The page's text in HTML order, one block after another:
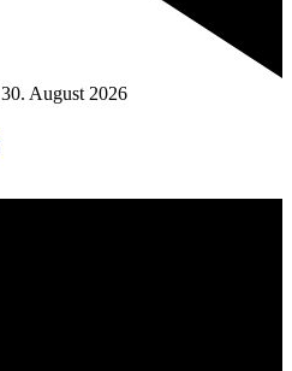
30. August 2026